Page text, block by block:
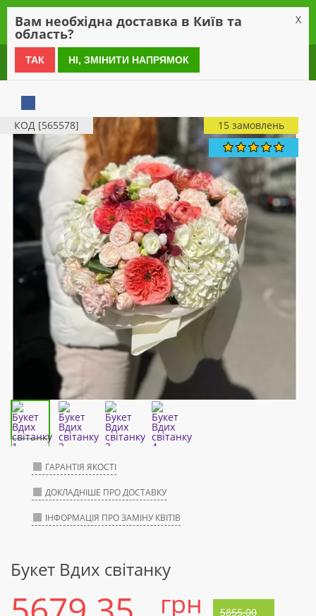
0 800 21 54 55
КОД [565578] 15 замовлень
ГАРАНТІЯ ЯКОСТІ
ДОКЛАДНІШЕ ПРО ДОСТАВКУ
ІНФОРМАЦІЯ ПРО ЗАМІНУ КВІТІВ
Букет Вдих світанку
грн 5855.00
Вам необхідна доставка в Київ та
область?
X
ТАК НІ, ЗМІНИТИ НАПРЯМОК